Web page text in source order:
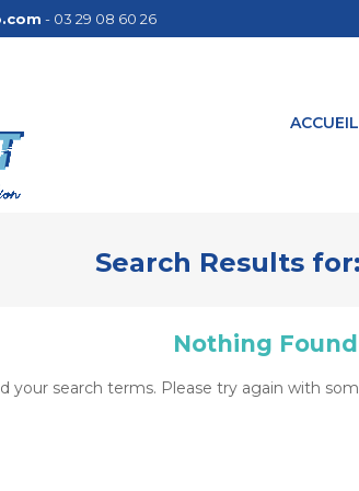
- 03 29 08 60 26
ACCUEIL
Search Results for:
Nothing Found
your search terms. Please try again with